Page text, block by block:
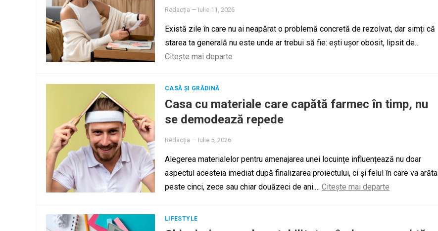
Redacția — Iulie 11, 2026
Există zile în care nu ai neapărat o problemă concretă de rezolvat, dar simți că
starea ta generală nu este unde ar trebui să fie: ești ușor obosit, lipsit de…
Citește mai departe
CASĂ ȘI GRĂDINĂ
Casa cu materiale care capătă farmec în timp, nu
se demodează repede
Redacția — Iulie 5, 2026
Alegerea materialelor pentru amenajarea unei locuințe influențează nu doar
aspectul acesteia imediat după finalizarea proiectului, ci și felul în care va arăta
peste cinci, zece sau chiar douăzeci de ani.… Citește mai departe
LIFESTYLE